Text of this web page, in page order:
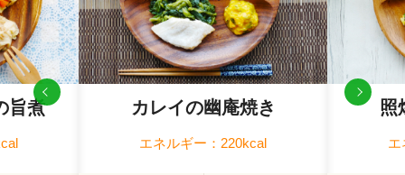
旨煮 カレイの幽庵焼き
エネルギー：220kcal
照
エ